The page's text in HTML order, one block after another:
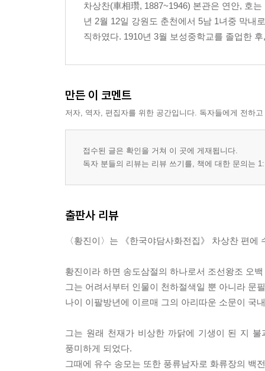
차상찬(車相瓚, 1887~1946) 본관은 연안, 호
년 2월 12일 강원도 춘천에서 5남 1녀중 막내
직하였다. 1910년 3월 보성중학교를 졸업한
만든 이 코멘트
저자, 역자, 편집자를 위한 공간입니다. 독자들에게 전하
접수된 글은 확인을 거쳐 이 곳에 게재됩니다.
독자 분들의 리뷰는 리뷰 쓰기를, 책에 대한 문의는
출판사 리뷰
〈황진이〉는 《한국야담사화전집》 차상찬 편에
황진이라 하면 송도삼절의 하나로서 조선왕조 오
그는 어려서부터 인물이 천하절색일 뿐 아니라 문
나이 이팔방년에 이르매 그의 아리따운 소문이 국
그는 원래 천재가 비상한 까닭에 기생이 된 지
풍미하게 되었다.
그때에 유수 송모는 또한 풍류남자로 화류장의 백